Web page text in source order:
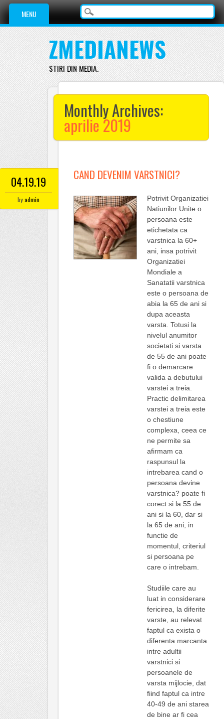
Main menu
Skip
content
MENU
ZMEDIANEWS
STIRI DIN MEDIA.
Monthly Archives:
aprilie 2019
04.19.19
byadmin
CAND DEVENIM VARSTNICI?
Potrivit Organizatiei
Natiunilor Unite o
persoana este
etichetata ca
varstnica la 60+
ani, insa potrivit
Organizatiei
Mondiale a
Sanatatii varstnica
este o persoana de
abia la 65 de ani si
dupa aceasta
varsta. Totusi la
nivelul anumitor
societati si varsta
de 55 de ani poate
fi o demarcare
valida a debutului
varstei a treia.
Practic delimitarea
varstei a treia este
o chestiune
complexa, ceea ce
ne permite sa
afirmam ca
raspunsul la
intrebarea cand o
persoana devine
varstnica? poate fi
corect si la 55 de
ani si la 60, dar si
la 65 de ani, in
functie de
momentul, criteriul
si persoana pe
care o intrebam.
Studiile care au
luat in considerare
fericirea, la diferite
varste, au relevat
faptul ca exista o
diferenta marcanta
intre adultii
varstnici si
persoanele de
varsta mijlocie, dat
fiind faptul ca intre
40-49 de ani starea
de bine ar fi cea